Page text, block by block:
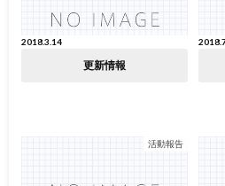
2018.3.14
更新情報
活動報告